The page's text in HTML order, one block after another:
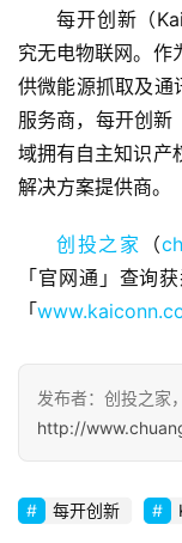
页
融
资
报
商
业
察
初
业
每开创新（
究无电物联网。作
供微能源抓取及通
服务商，每开创新
域拥有自主知识产
解决方案提供商。
创投之家 （
「官网通」查询
「
发布者：创投之家
http://
每开创新